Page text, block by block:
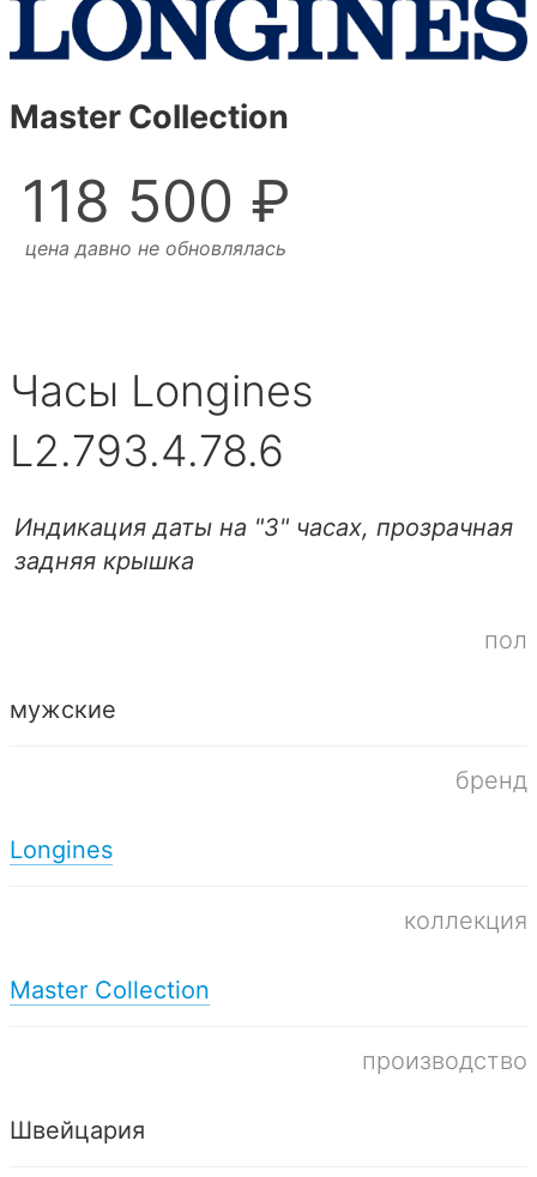
Master Collection
118 500 ₽
цена давно не обновлялась
Часы Longines
L2.793.4.78.6
Индикация даты на "3" часах, прозрачная
задняя крышка
пол
мужские
бренд
Longines
коллекция
Master Collection
производство
Швейцария